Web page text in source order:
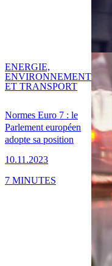
Normes Euro 7 : le
Parlement européen
adopte sa position
10.11.2023
ENERGIE,
ENVIRONNEMENT
ET TRANSPORT
7 MINUTES